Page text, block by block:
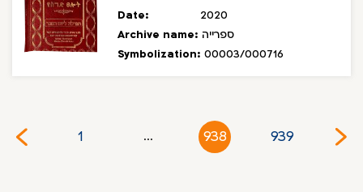
Date:
2020
Archive name: ספרייה
Symbolization: 00003/000716
1 ... 938 939